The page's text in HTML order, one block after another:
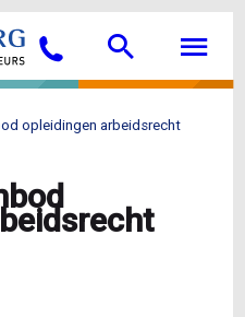
Bellen Search
opleidingen arbeidsrecht